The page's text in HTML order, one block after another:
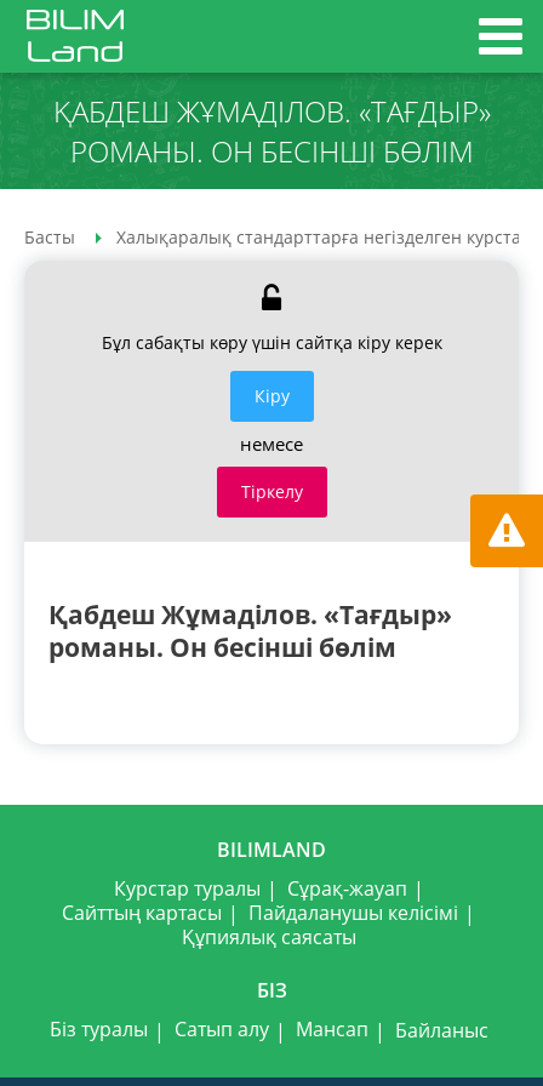
ҚАБДЕШ ЖҰМАДІЛОВ. «ТАҒДЫР»
РОМАНЫ. ОН БЕСІНШІ БӨЛІМ
Басты Халықаралық стандарттарға негізделген курстар
Бұл сабақты көру үшін сайтқа кіру керек
Кiру
немесе
Тіркелу
Қабдеш Жұмаділов. «Тағдыр»
романы. Он бесінші бөлім
BILIMLAND
Курстар туралы
Сұрақ-жауап
Сайттың картасы
Пайдаланушы келісімі
Құпиялық саясаты
БІЗ
Біз туралы
Сатып алу Мансап Байланыс